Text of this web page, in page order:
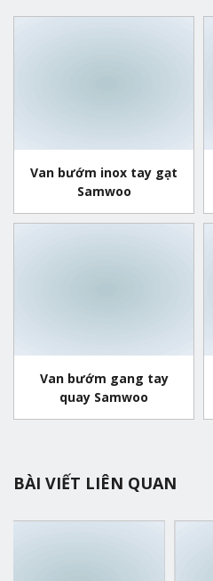
Van bướm inox tay gạt
Samwoo
Van bướm gang tay
quay Samwoo
BÀI VIẾT LIÊN QUAN